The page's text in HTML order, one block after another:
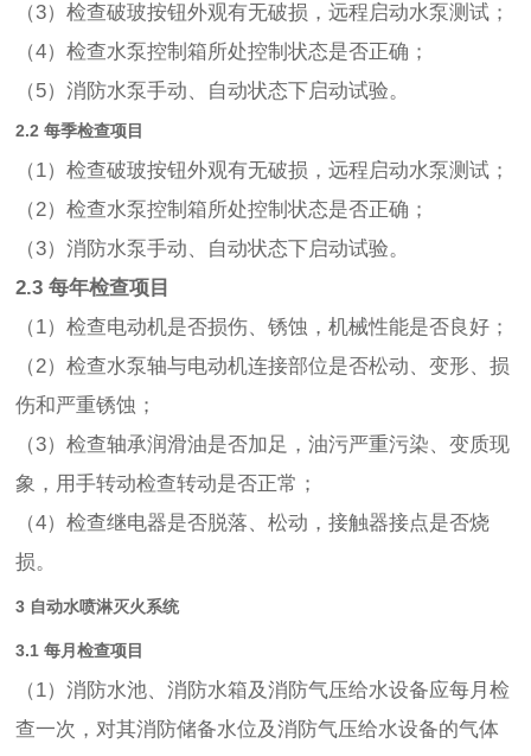
（3）检查破玻按钮外观有无破损，远程启动水泵测试；
（4）检查水泵控制箱所处控制状态是否正确；
（5）消防水泵手动、自动状态下启动试验。
2.2 每季检查项目
（1）检查破玻按钮外观有无破损，远程启动水泵测试；
（2）检查水泵控制箱所处控制状态是否正确；
（3）消防水泵手动、自动状态下启动试验。
2.3 每年检查项目
（1）检查电动机是否损伤、锈蚀，机械性能是否良好；
（2）检查水泵轴与电动机连接部位是否松动、变形、损
伤和严重锈蚀；
（3）检查轴承润滑油是否加足，油污严重污染、变质现
象，用手转动检查转动是否正常；
（4）检查继电器是否脱落、松动，接触器接点是否烧
损。
3 自动水喷淋灭火系统
3.1 每月检查项目
（1）消防水池、消防水箱及消防气压给水设备应每月检
查一次，对其消防储备水位及消防气压给水设备的气体